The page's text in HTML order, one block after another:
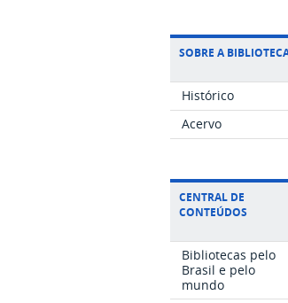
SOBRE A
Histórico
Acervo
CENTRAL DE
CONTEÚDOS
Bibliotecas pelo
Brasil e pelo
mundo